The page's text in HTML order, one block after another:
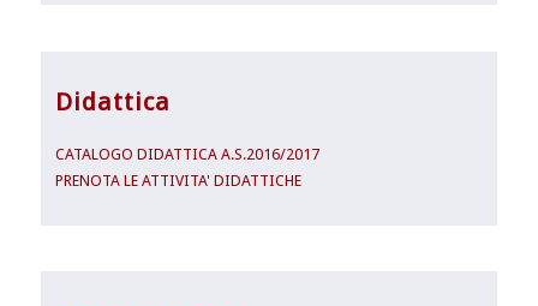
Didattica
CATALOGO DIDATTICA A.S.2016/2017
PRENOTA LE ATTIVITA' DIDATTICHE